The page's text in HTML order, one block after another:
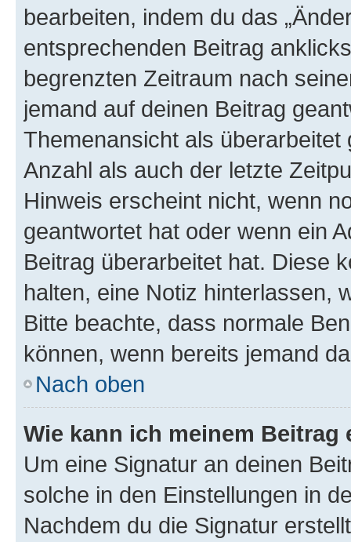
bearbeiten, indem du das
entsprechenden Beitrag
begrenzten Zeitraum nach
jemand auf deinen Beitrag
Themenansicht als
Anzahl als auch der letzte
Hinweis erscheint nicht, wenn
geantwortet hat oder wenn ein
Beitrag überarbeitet hat. Diese
halten, eine Notiz hinterlassen,
Bitte beachte, dass normale
können, wenn bereits jemand
Nach oben
Wie kann ich meinem
Um eine Signatur an deinen
solche in den Einstellungen in
Nachdem du die Signatur